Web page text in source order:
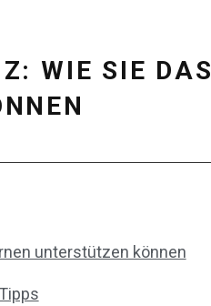
WIE SIE DAS
unterstützen können